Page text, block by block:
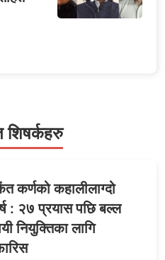
शिषर्कहरु
कर्णको कहालीलाग्दो
: २७ प्रयास पछि बल्ल
नियुक्तिका लागि